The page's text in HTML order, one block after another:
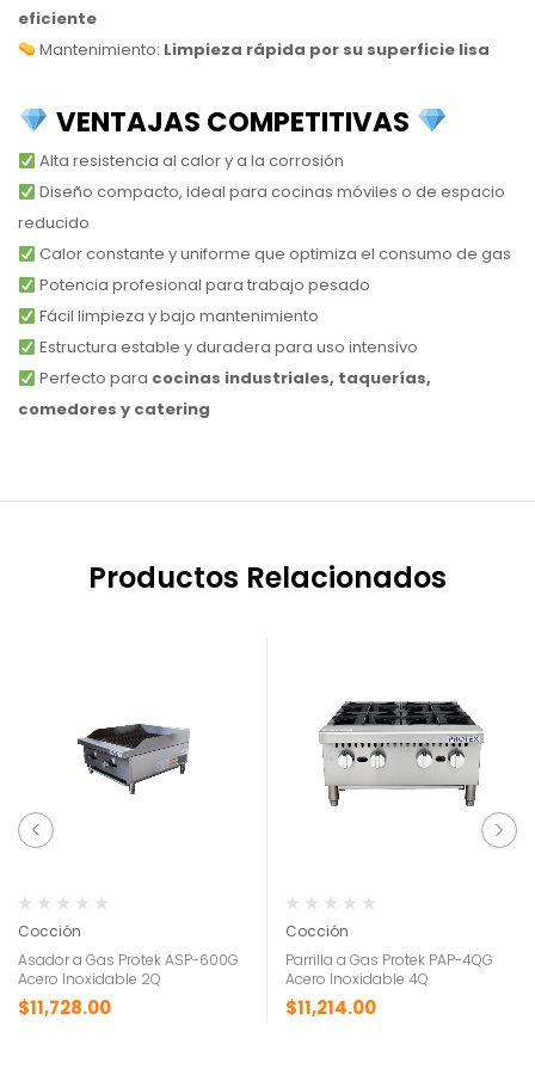
eficiente
Mantenimiento: Limpieza rápida por su superficie lisa
VENTAJAS COMPETITIVAS
Alta resistencia al calor y a la corrosión
Diseño compacto, ideal para cocinas móviles o de espacio
reducido
Calor constante y uniforme que optimiza el consumo de gas
Potencia profesional para trabajo pesado
Fácil limpieza y bajo mantenimiento
Estructura estable y duradera para uso intensivo
Perfecto para cocinas industriales, taquerías,
comedores y catering
Productos Relacionados
Cocción
Asador a Gas Protek ASP-600G
Acero Inoxidable 2Q
$11,728.00
Cocción
Parrilla a Gas Protek PAP-4QG
Acero Inoxidable 4Q
$11,214.00